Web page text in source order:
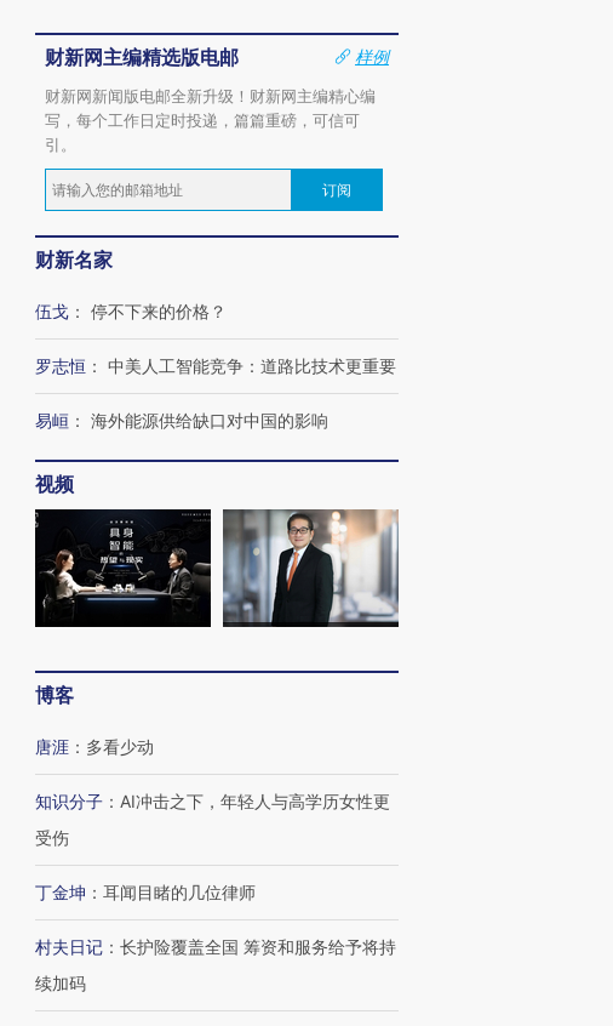
财新网主编精选版电邮
样例
财新网新闻版电邮全新升级！财新网主编精心编
写，每个工作日定时投递，篇篇重磅，可信可
引。
订阅
财新名家
伍戈 ： 停不下来的价格？
罗志恒 ： 中美人工智能竞争：道路比技术更重要
易峘 ： 海外能源供给缺口对中国的影响
视频
博客
唐涯 ： 多看少动
知识分子 ： AI冲击之下，年轻人与高学历女性更
受伤
丁金坤 ： 耳闻目睹的几位律师
村夫日记 ： 长护险覆盖全国 筹资和服务给予将持
续加码